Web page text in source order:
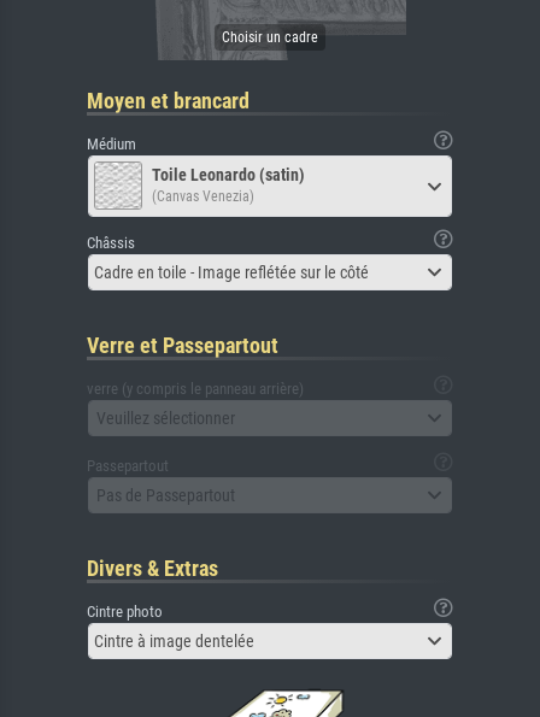
Moyen et brancard
Médium
Toile Leonardo (satin)
(Canvas Venezia)
Châssis
Cadre en toile - Image reflétée sur le côté
Verre et Passepartout
verre (y compris le panneau arrière)
Veuillez sélectionner
Passepartout
Pas de Passepartout
Divers & Extras
Cintre photo
Cintre à image dentelée